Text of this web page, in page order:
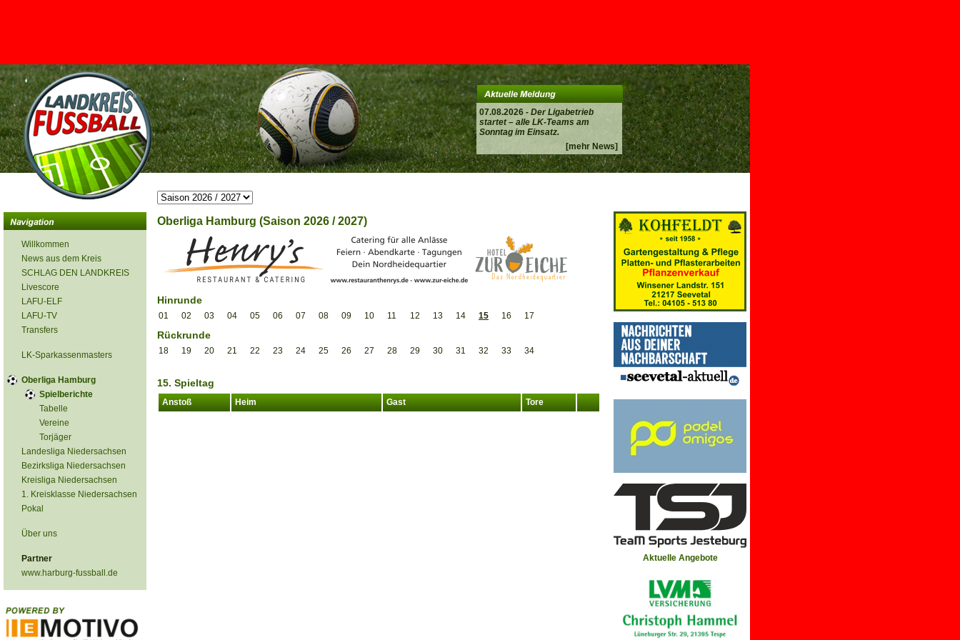
07.08.2026 - Der Ligabetrieb
startet – alle LK-Teams am
Sonntag im Einsatz.
[mehr News]
<
Willkommen
News aus dem Kreis
SCHLAG DEN LANDKREIS
Livescore
LAFU-ELF
LAFU-TV
Transfers
LK-Sparkassenmasters
Oberliga Hamburg
Spielberichte
Tabelle
Vereine
Torjäger
Landesliga Niedersachsen
Bezirksliga Niedersachsen
Kreisliga Niedersachsen
1. Kreisklasse Niedersachsen
Pokal
Über uns
Partner
www.harburg-fussball.de
Oberliga Hamburg (Saison 2026 / 2027)
Hinrunde
01 02 03 04 05 06 07 08 09 10 11 12 13 14 15 16 17
Rückrunde
18 19 20 21 22 23 24 25 26 27 28 29 30 31 32 33 34
15. Spieltag
Anstoß Heim Gast Tore
Aktuelle Angebote